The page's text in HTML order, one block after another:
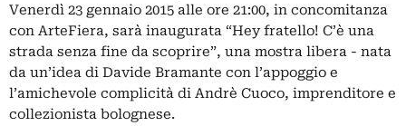
Venerdì 23 gennaio 2015 alle ore 21:00, in concomitanza
con ArteFiera, sarà inaugurata “Hey fratello! C’è una
strada senza fine da scoprire”, una mostra libera - nata
da un’idea di Davide Bramante con l’appoggio e
l’amichevole complicità di Andrè Cuoco, imprenditore e
collezionista bolognese.